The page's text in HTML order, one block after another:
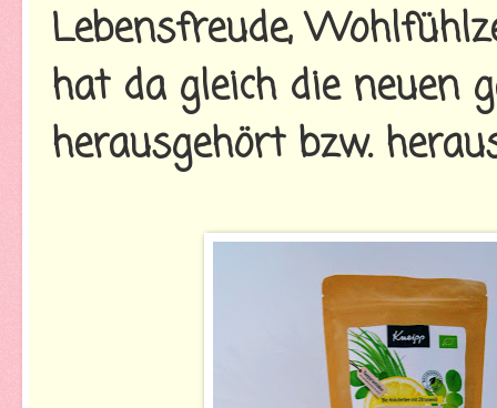
Lebensfreude,
hat da gleich die neuen
herausgehört bzw.